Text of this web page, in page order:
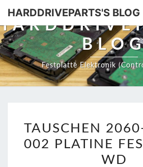
HARDDRIVEPARTS'S BLOG
Festplatte Elektronik
2060-
002
TAUSCHEN
002 PLATINE
WD